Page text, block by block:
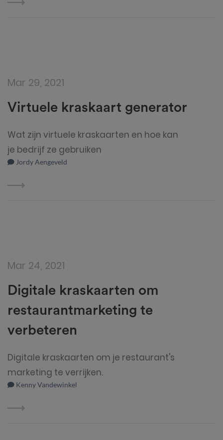
Mar 29, 2021
Virtuele kraskaart generator
Wat zijn virtuele kraskaarten en hoe kan
je bedrijf ze gebruiken
Jordy Aengeveld
Mar 24, 2021
Digitale kraskaarten om
restaurantmarketing te
verbeteren
Digitale kraskaarten om je restaurant's
marketing te verrijken.
Kenny Vandewinkel